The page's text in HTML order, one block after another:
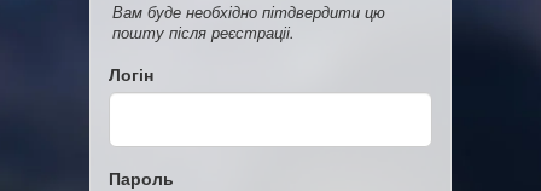
Вам буде необхідно пітдвердити цю
пошту після реєстраціі.
Логін
Пароль